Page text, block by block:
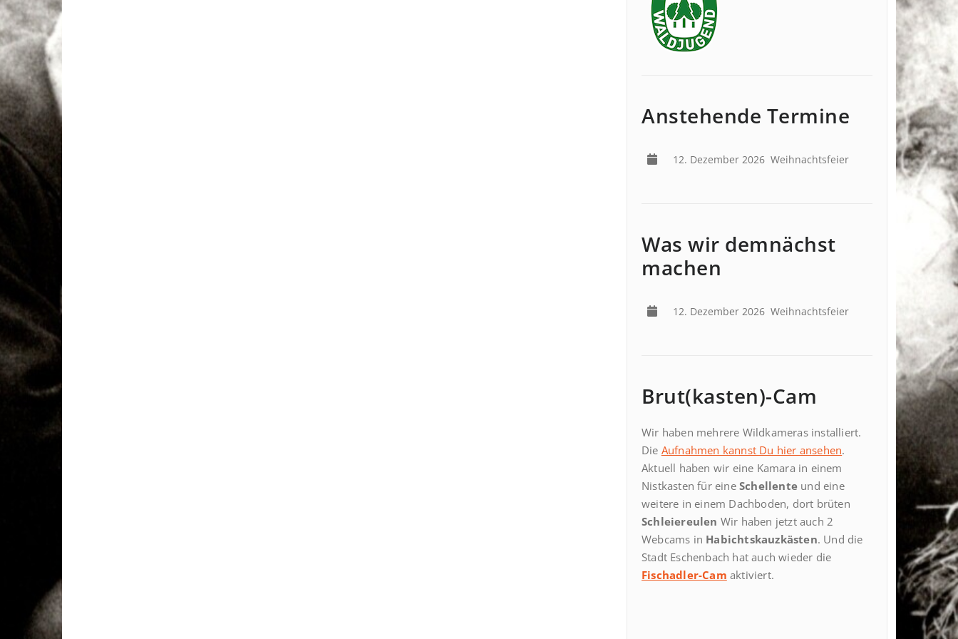
Anstehende Termine
12. Dezember 2026 Weihnachtsfeier
Was wir demnächst
machen
12. Dezember 2026 Weihnachtsfeier
Brut(kasten)-Cam
Wir haben mehrere Wildkameras installiert.
Die Aufnahmen kannst Du hier ansehen.
Aktuell haben wir eine Kamara in einem
Nistkasten für eine Schellente und eine
weitere in einem Dachboden, dort brüten
Schleiereulen Wir haben jetzt auch 2
Webcams in Habichtskauzkästen. Und die
Stadt Eschenbach hat auch wieder die
Fischadler-Cam aktiviert.